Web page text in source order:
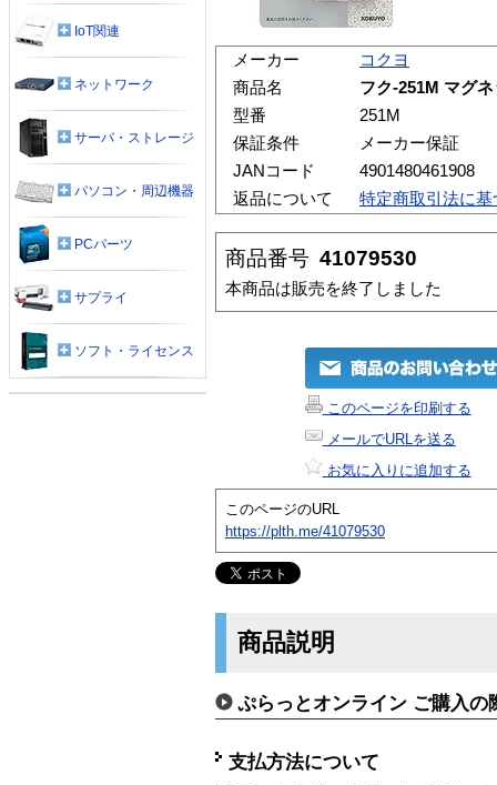
メーカー
コクヨ
商品名
フク-251M マグ
型番
251M
保証条件
メーカー保証
JANコード
4901480461908
返品について
特定商取引法に基
商品番号 41079530
本商品は販売を終了しました
このページを印刷する
メールでURLを送る
お気に入りに追加する
このページのURL
https://plth.me/41079530
商品説明
ぷらっとオンライン ご購入の
支払方法について
IoT関連
ネットワーク
サーバ・ストレージ
パソコン・周辺機器
PCパーツ
サプライ
ソフト・ライセンス